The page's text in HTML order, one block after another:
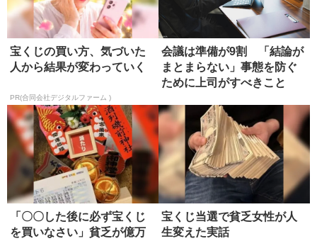
宝くじの買い方、気づいた
人から結果が変わっていく
PR(合同会社デジタルファーム )
会議は準備が9割 「結論が
まとまらない」事態を防ぐ
ために上司がすべきこと
「〇〇した後に必ず宝くじ
を買いなさい」貧乏が億万
宝くじ当選で貧乏女性が人
生変えた実話